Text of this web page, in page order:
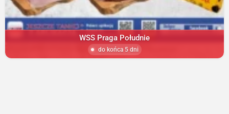
WSS Praga Południe
do końca 5 dni